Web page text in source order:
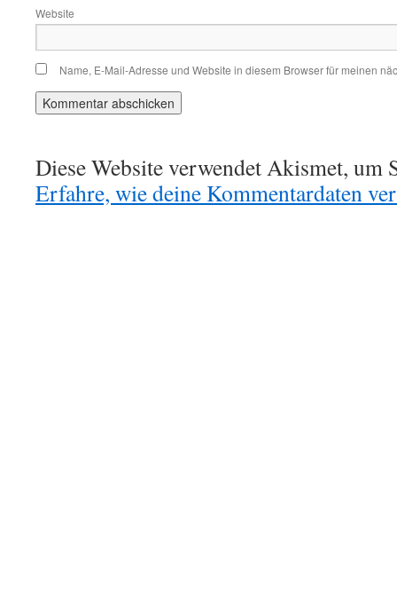
Website
Name, E-Mail-Adresse und Website in diesem Browser für meinen
Diese Website verwendet Akismet, um
Erfahre, wie deine Kommentardaten